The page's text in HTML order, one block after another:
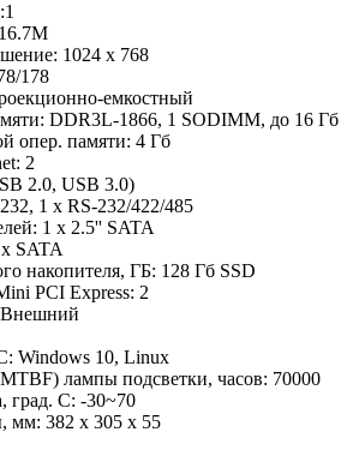
1024 x 768
178
емкостный
DDR3L-1866, 1 SODIMM, до 16 Гб
опер. памяти: 4 Гб
2
2.0, USB 3.0)
1 x RS-232/422/485
1 x 2.5'' SATA
SATA
накопителя, ГБ: 128 Гб SSD
PCI Express: 2
Внешний
Windows 10, Linux
лампы подсветки, часов: 70000
град. C: -30~70
мм: 382 x 305 x 55